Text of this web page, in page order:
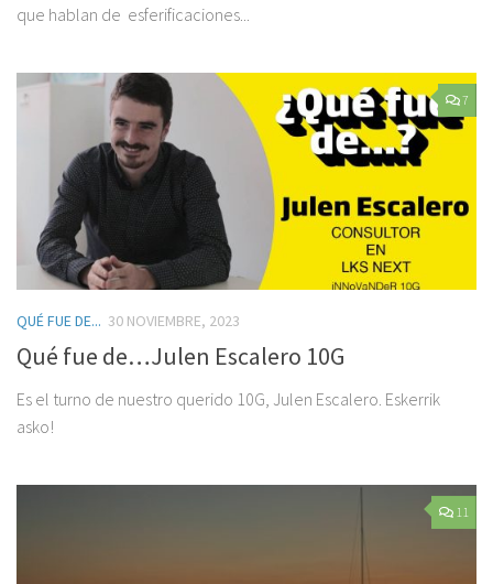
que hablan de esferificaciones...
7
QUÉ FUE DE... 30 NOVIEMBRE, 2023
Qué fue de…Julen Escalero 10G
Es el turno de nuestro querido 10G, Julen Escalero. Eskerrik
asko!
11